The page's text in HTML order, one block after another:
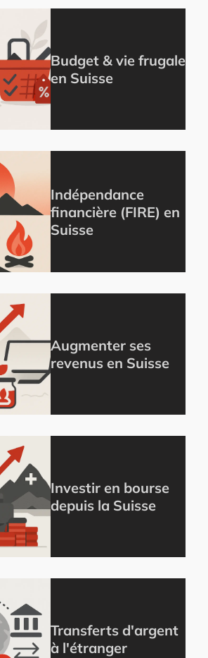
Budget & vie frugale
en Suisse
Indépendance
financière (FIRE) en
Suisse
Augmenter ses
revenus en Suisse
Investir en bourse
depuis la Suisse
Transferts d'argent
à l'étranger